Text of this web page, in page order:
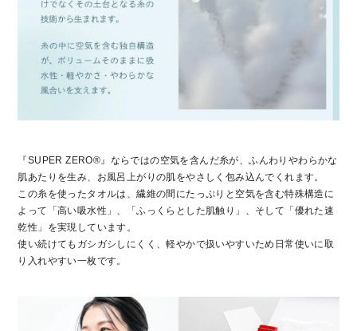
『SUPER ZERO®』ならではの空気を含んだ糸が、ふんわりやわらかな
肌あたりを生み、お風呂上がりの肌をやさしく包み込んでくれます。
この糸を使ったタオルは、繊維の間にたっぷりと空気を含む特殊構造に
よって「高い吸水性」、「ふっくらとした肌触り」、そして「優れた速
乾性」を実現しています。
使い続けてもガシガシしにくく、軽やかで扱いやすいため日常使いに取
り入れやすい一枚です。